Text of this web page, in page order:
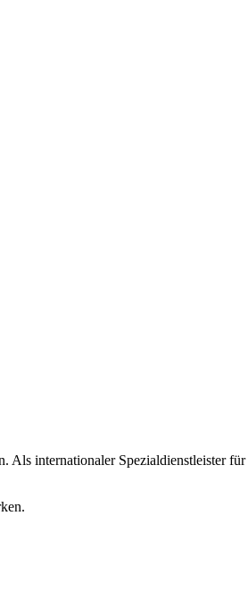
internationaler Spezialdienstleister